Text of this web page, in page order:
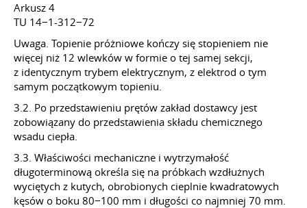
Arkusz 4
TU 14−1-312−72
Uwaga. Topienie próżniowe kończy się stopieniem nie
więcej niż 12 wlewków w formie o tej samej sekcji,
z identycznym trybem elektrycznym, z elektrod o tym
samym początkowym topieniu.
3.2. Po przedstawieniu prętów zakład dostawcy jest
zobowiązany do przedstawienia składu chemicznego
wsadu ciepła.
3.3. Właściwości mechaniczne i wytrzymałość
długoterminową określa się na próbkach wzdłużnych
wyciętych z kutych, obrobionych cieplnie kwadratowych
kęsów o boku 80−100 mm i długości co najmniej 70 mm.